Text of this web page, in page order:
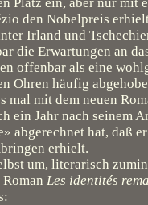
den Nobelpreis
Irland und
die Erwartungen an
offenbar als eine
Ohren häufig
mal mit dem neuen
ein Jahr nach seinem
abgerechnet hat, daß
erhielt.
um, literarisch
Les identités